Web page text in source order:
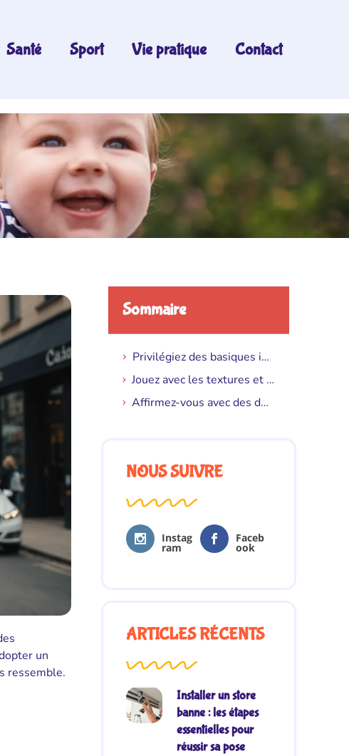
Santé Sport Vie pratique Contact
un
ressemble.
Sommaire
Privilégiez des basiques intemporels
Jouez avec les textures et les superpositions
Affirmez-vous avec des détails subtils
NOUS SUIVRE
Instag
ram
Faceb
ook
ARTICLES RÉCENTS
Installer un store
banne : les étapes
essentielles pour
réussir sa pose